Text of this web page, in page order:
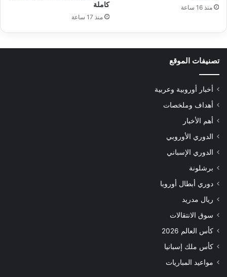
منذ 16 ساعة
كاملة
منذ 17 ساعة
تصنيفات الموقع
أخبار أوروبية وعربية
أهداف وملخصات
أهم الأخبار
الدوري الأوروبي
الدوري الإسباني
برشلونة
دوري أبطال أوروبا
ريال مدريد
سوق الانتقالات
كأس العالم 2026
كأس ملك إسبانيا
مواعيد المباريات